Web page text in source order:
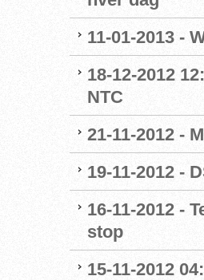
11-01-2013 -
18-12-2012
NTC
21-11-2012 -
19-11-2012 -
16-11-2012 -
stop
15-11-2012